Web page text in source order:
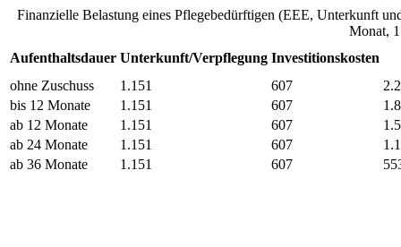
Finanzielle Belastung eines Pflegebedürftigen (EEE, Unterkunft
Monat,
Aufenthaltsdauer Unterkunft/Verpflegung Investitionskosten
ohne Zuschuss
1.151 607
bis 12 Monate
1.151 607
ab 12 Monate
1.151 607
ab 24 Monate
1.151 607
ab 36 Monate
1.151 607